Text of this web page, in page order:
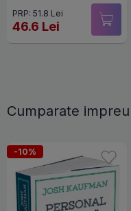
PRP: 51.8 Lei
46.6 Lei
Cumparate
-10%